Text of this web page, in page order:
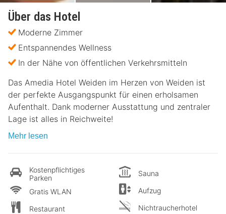
Über das Hotel
Moderne Zimmer
Entspannendes Wellness
In der Nähe von öffentlichen Verkehrsmitteln
Das Amedia Hotel Weiden im Herzen von Weiden ist
der perfekte Ausgangspunkt für einen erholsamen
Aufenthalt. Dank moderner Ausstattung und zentraler
Lage ist alles in Reichweite!
Mehr lesen
Kostenpflichtiges
Parken
Gratis WLAN
Restaurant
Sauna
Aufzug
Nichtraucherhotel